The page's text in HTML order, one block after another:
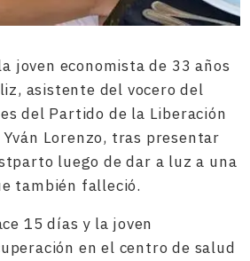
joven economista de 33 años
asistente del vocero del
del Partido de la Liberación
Yván Lorenzo, tras presentar
luego de dar a luz a una
también falleció.
15 días y la joven
en el centro de salud